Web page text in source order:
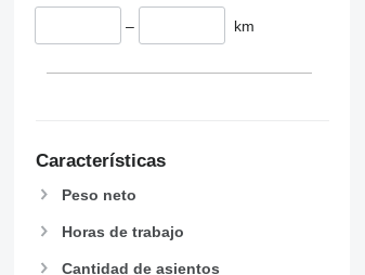
– km
Características
Peso neto
Horas de trabajo
Cantidad de asientos